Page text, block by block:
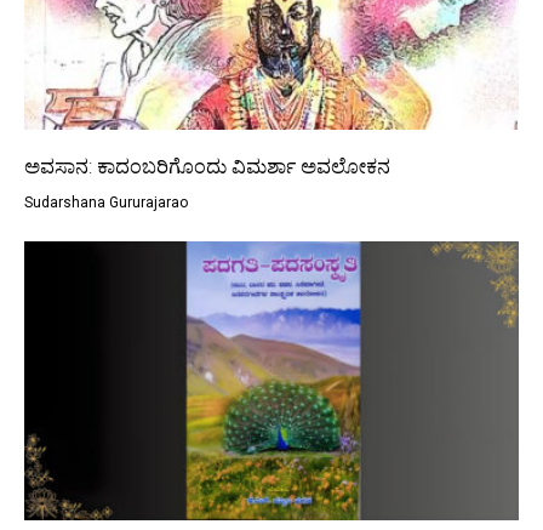
ಅವಸಾನ: ಕಾದಂಬರಿಗೊಂದು ವಿಮರ್ಶಾ ಅವಲೋಕನ
Sudarshana Gururajarao